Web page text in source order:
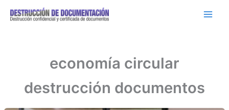
economía circular
destrucción documentos
-economía circular destrucción documentos